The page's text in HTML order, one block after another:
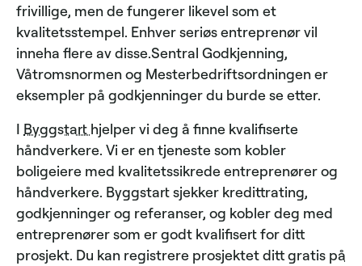
frivillige, men de fungerer likevel som et
kvalitetsstempel. Enhver seriøs entreprenør vil
inneha flere av disse.Sentral Godkjenning,
Våtromsnormen og Mesterbedriftsordningen er
eksempler på godkjenninger du burde se etter.
I Byggstart hjelper vi deg å finne kvalifiserte
håndverkere. Vi er en tjeneste som kobler
boligeiere med kvalitetssikrede entreprenører og
håndverkere. Byggstart sjekker kredittrating,
godkjenninger og referanser, og kobler deg med
entreprenører som er godt kvalifisert for ditt
prosjekt. Du kan registrere prosjektet ditt gratis på